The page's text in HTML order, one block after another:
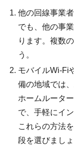
他の回線事業
でも、他の事
ります。複数
う。
モバイルWi-Fi
備の地域では
ホームルータ
で、手軽にイ
これらの方法
段を選びましょ